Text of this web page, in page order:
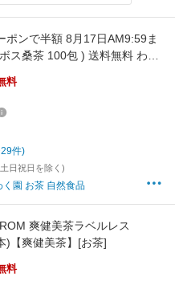
ポンで半額 8月17日AM9:59ま
ス桑茶 100包 ) 送料無料 わく
ス 有機桑の葉 農薬不使用 化
機JAS ルイボスティー 桑 桑の
ガニック 対策 ノンカフェイン
料
件)
日祝日を除く)
園 お茶 自然食品
爽健美茶ラベルレス
)【爽健美茶】[お茶]
料